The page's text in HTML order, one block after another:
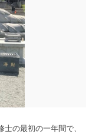
の最初の一年間で、